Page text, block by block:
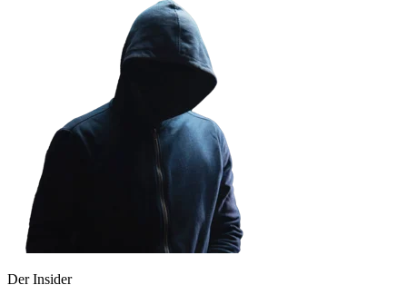
Der Insider